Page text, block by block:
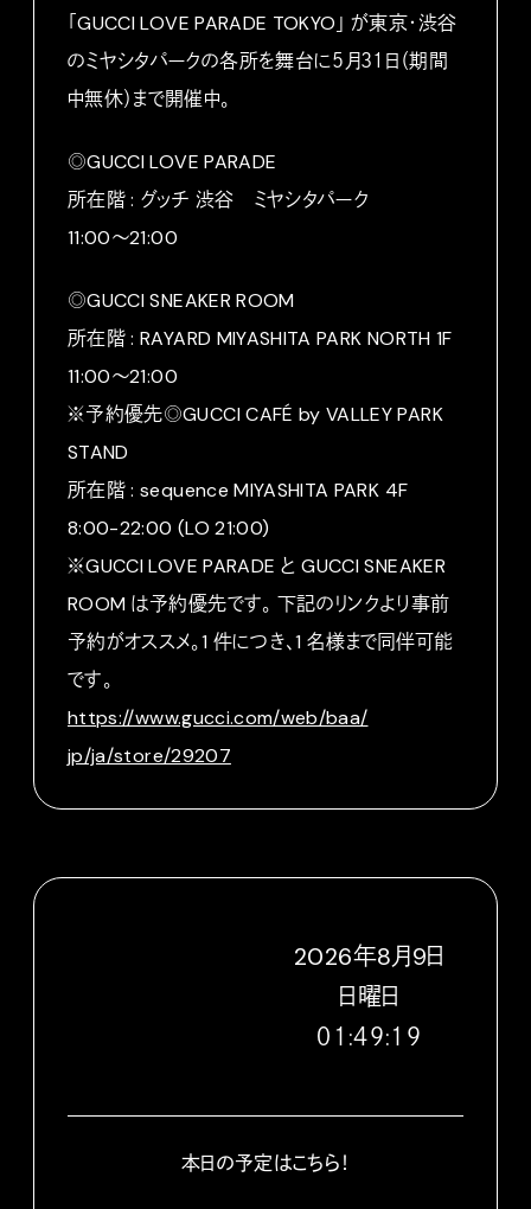
「GUCCI LOVE PARADE TOKYO」 が東京・渋谷
のミヤシタパークの各所を舞台に５月３１日（期間
中無休）まで開催中。
◎GUCCI LOVE PARADE
所在階 : グッチ 渋谷 ミヤシタパーク
11:00〜21:00
◎GUCCI SNEAKER ROOM
所在階 : RAYARD MIYASHITA PARK NORTH 1F
11:00〜21:00
※予約優先◎GUCCI CAFÉ by VALLEY PARK
STAND
所在階 : sequence MIYASHITA PARK 4F
8:00-22:00 (LO 21:00)
※GUCCI LOVE PARADE と GUCCI SNEAKER
ROOM は予約優先です。 下記のリンクより事前
予約がオススメ。1 件につき、1 名様まで同伴可能
です。
https://www.gucci.com/web/baa/
jp/ja/store/29207
2026年8月9日
日曜日
０１:４９:２０
本日の予定はこちら！